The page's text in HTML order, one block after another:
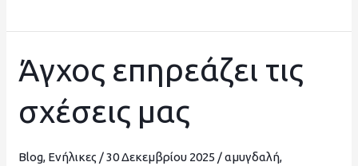
Άγχος επηρεάζει τις
σχέσεις μας
Blog, Ενήλικες /30 Δεκεμβρίου 2025 /αμυγδαλή,
Άγχος
επηρεάζει
σχέσεις